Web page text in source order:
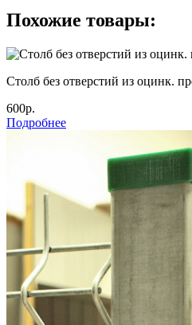
Похожие товары:
Столб без отверстий из оцинк.
600р.
Подробнее